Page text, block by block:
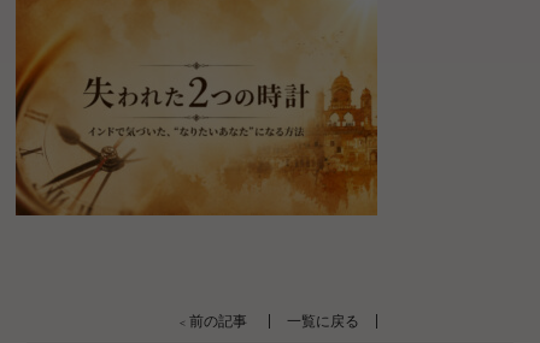
< 前の記事 一覧に戻る